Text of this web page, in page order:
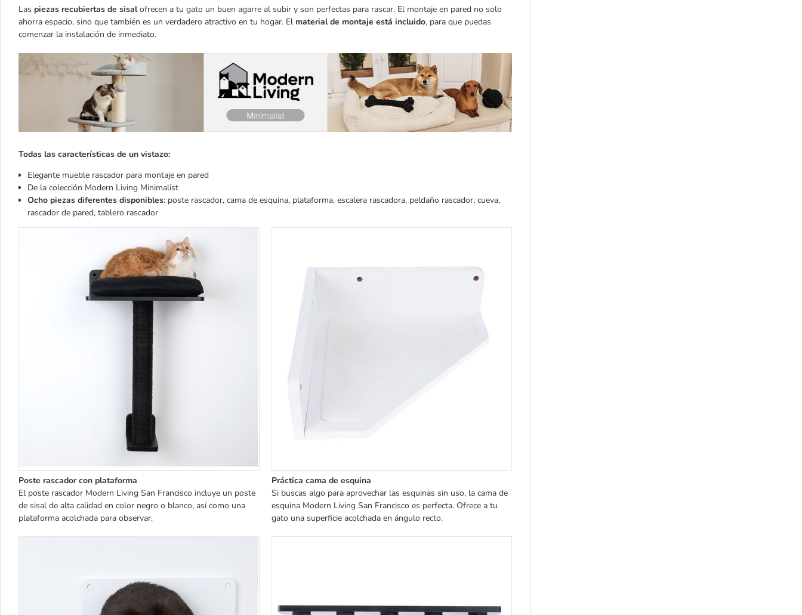
Las piezas recubiertas de sisalofrecen a tu gato un buen agarre al subir y son perfectas para rascar. El montaje en pared no solo
ahorra espacio, sino que también es un verdadero atractivo en tu hogar. El material de montaje está incluido, para que puedas
comenzar la instalación de inmediato.
Todas las características de un vistazo:
Elegante mueble rascador para montaje en pared
De la colección Modern Living Minimalist
Ocho piezas diferentes disponibles: poste rascador, cama de esquina, plataforma, escalera rascadora, peldaño rascador, cueva,
rascador de pared, tablero rascador
Poste rascador con plataforma
El poste rascador Modern Living San Francisco incluye un poste
de sisal de alta calidad en color negro o blanco, así como una
plataforma acolchada para observar.
Práctica cama de esquina
Si buscas algo para aprovechar las esquinas sin uso, la cama de
esquina Modern Living San Francisco es perfecta. Ofrece a tu
gato una superficie acolchada en ángulo recto.